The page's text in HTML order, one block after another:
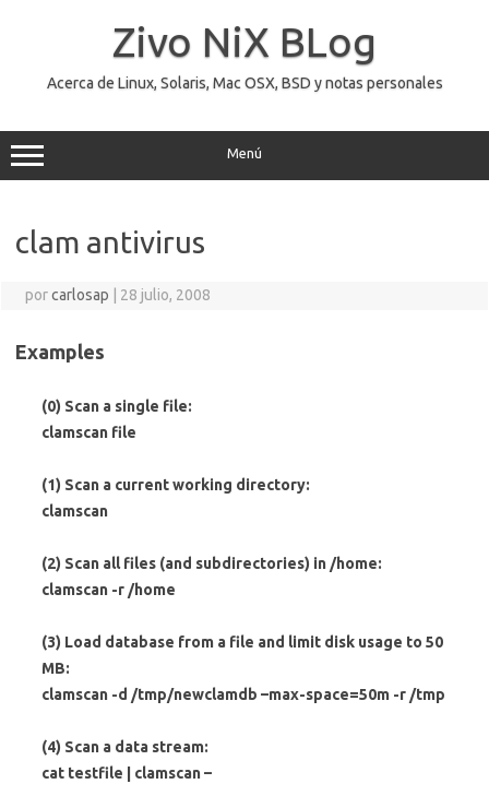
Zivo NiX BLog
Acerca de Linux, Solaris, Mac OSX, BSD y notas personales
Menú
clam antivirus
porcarlosap 28 julio, 2008
Examples
(0) Scan a single file:
clamscan file
(1) Scan a current working directory:
clamscan
(2) Scan all files (and subdirectories) in /home:
clamscan -r /home
(3) Load database from a file and limit disk usage to 50
MB:
clamscan -d /tmp/newclamdb –max-space=50m -r /tmp
(4) Scan a data stream:
cat testfile | clamscan–